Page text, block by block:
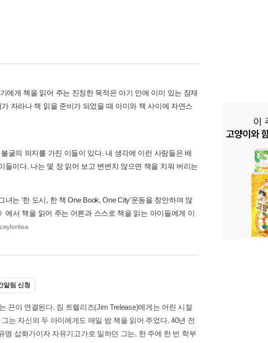
에게 책을 읽어 주는 진정한 목적은 아기 안에 이미 있는 잠재
자라나 책 읽을 준비가 되었을 때 아이와 책 사이에 자연스
굴의 의지를 가진 이들이 있다. 내 생각에 이런 사람들은 배
이다. 나는 몇 장 읽어 보고 변변치 않으면 책을 치워 버리는
는 '한 도시, 한 책 One Book, One City'운동을 창안하여 많
서 책을 읽어 주는 어른과 스스로 책을 읽는 아이들에게 이
알림 신청
끈이 연결된다. 짐 트렐리즈(Jim Trelease)에게는 어린 시절
는 자신의 두 아이에게도 매일 밤 책을 읽어 주었다. 40년 전
삽화가이자 자유기고가로 일하던 그는, 한 주에 한 번 학부